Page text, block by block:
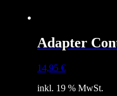
Adapter
14,95 €
inkl. 19 % MwSt.